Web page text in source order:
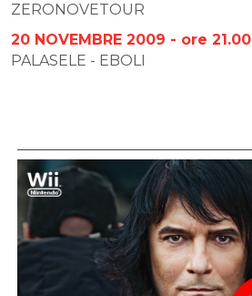
ZERONOVETOUR
20 NOVEMBRE 2009 - ore 21.00
PALASELE - EBOLI